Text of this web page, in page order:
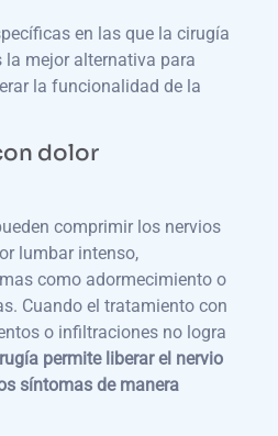
en las que la cirugía
mejor alternativa para
la funcionalidad de la
dolor
comprimir los nervios
lumbar intenso,
como adormecimiento o
Cuando el tratamiento con
o infiltraciones no logra
permite liberar el nervio
síntomas de manera